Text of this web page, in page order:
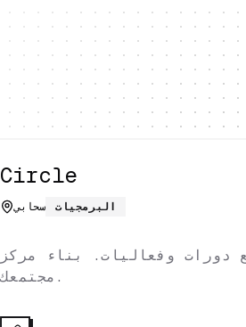
Circle
سحابي البرمجيات
دورات وفعاليات. بناء مركز
مجتمعك.